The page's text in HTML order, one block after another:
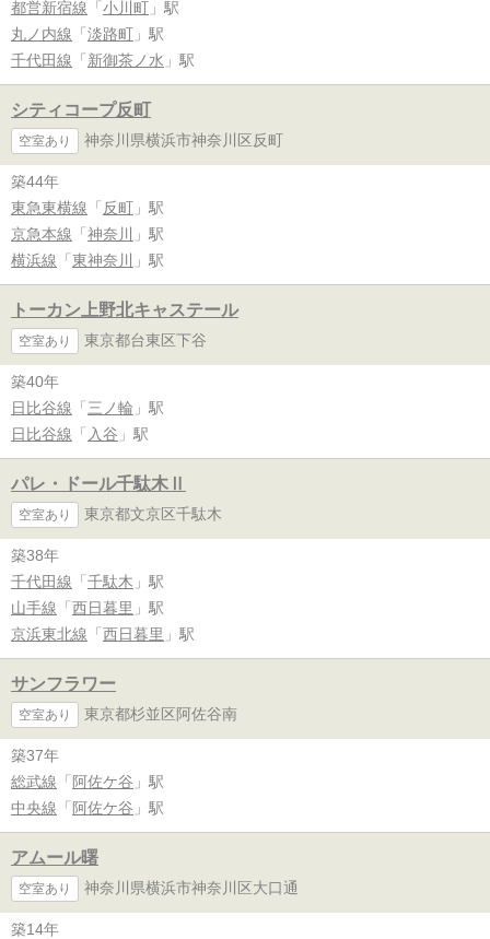
都営新宿線 「 小川町 」駅
丸ノ内線 「 淡路町 」駅
千代田線 「 新御茶ノ水 」駅
シティコープ反町
空室あり 神奈川県横浜市神奈川区反町
築44年
東急東横線 「 反町 」駅
京急本線 「 神奈川
」駅
横浜線 「 東神奈川 」駅
トーカン上野北キャステール
空室あり 東京都台東区下谷
築40年
日比谷線 「 三ノ輪 」駅
日比谷線 「 入谷 」駅
パレ・ドール千駄木Ⅱ
空室あり 東京都文京区千駄木
築38年
千代田線 「 千駄木 」駅
山手線 「 西日暮里 」駅
京浜東北線 「 西日暮里 」駅
サンフラワー
空室あり 東京都杉並区阿佐谷南
築37年
総武線 「 阿佐ケ谷 」駅
中央線 「 阿佐ケ谷 」駅
アムール曙
空室あり 神奈川県横浜市神奈川区大口通
築14年